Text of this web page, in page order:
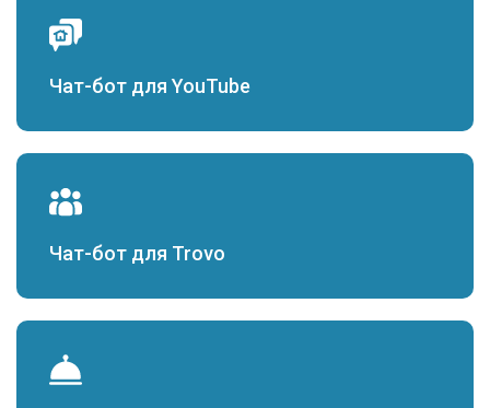
Чат-бот для YouTube
Чат-бот для Trovo